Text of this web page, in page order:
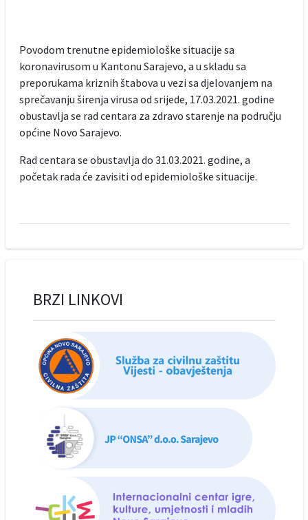
Povodom trenutne epidemiološke situacije sa
koronavirusom u Kantonu Sarajevo, a u skladu sa
preporukama kriznih štabova u vezi sa djelovanjem na
sprečavanju širenja virusa od srijede, 17.03.2021. godine
obustavlja se rad centara za zdravo starenje na području
općine Novo Sarajevo.
Rad centara se obustavlja do 31.03.2021. godine, a
početak rada će zavisiti od epidemiološke situacije.
BRZI LINKOVI